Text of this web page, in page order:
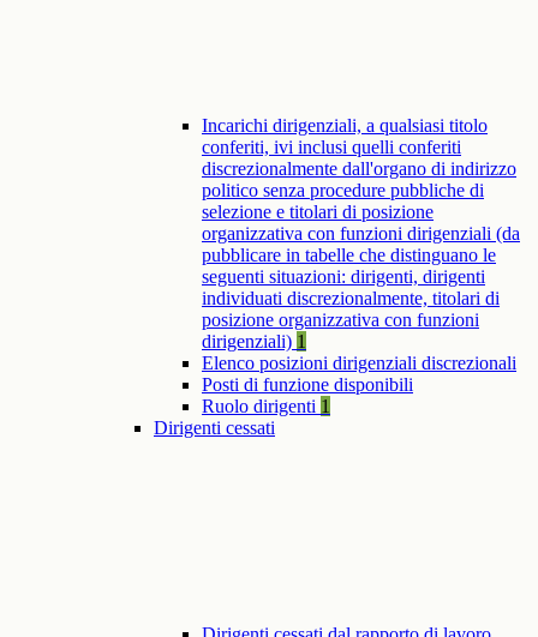
Incarichi dirigenziali, a qualsiasi titolo
conferiti, ivi inclusi quelli conferiti
discrezionalmente dall'organo di indirizzo
politico senza procedure pubbliche di
selezione e titolari di posizione
organizzativa con funzioni dirigenziali (da
pubblicare in tabelle che distinguano le
seguenti situazioni: dirigenti, dirigenti
individuati discrezionalmente, titolari di
posizione organizzativa con funzioni
dirigenziali) 1
Elenco posizioni dirigenziali discrezionali
Posti di funzione disponibili
Ruolo dirigenti 1
Dirigenti cessati